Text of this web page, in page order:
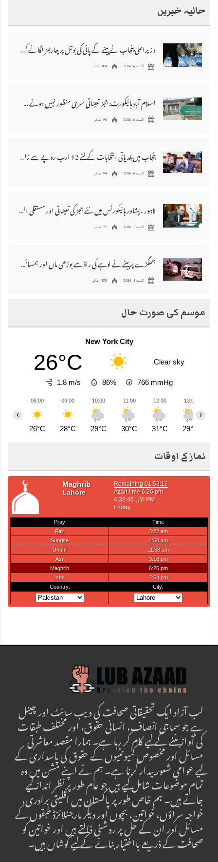
حالیہ خبریں
وزیراعلیٰ پنجاب نے پینے کے پانی کی بوتل پر چارجز لگانے کی تجویز مستر دکر دی
اگست 6, 2026 104 مناظر
اسلام آباد ہائیکورٹ: ججز تعیناتی سمری منظور نہیں‌ ہونے کے خٌلاف فیصلہ محفوظ
اگست 6, 2026 90 مناظر
پنجاب میں‌بلدیاتی انتخابات کے لئے 12 ارب روپے سے زائد مختص کرنے کی منظوری
اگست 6, 2026 94 مناظر
لاہور ، پشاور ہائیکورٹس میں نئے ججز کی تعیناتی اور مستقلی التواء کا شکار
اگست 5, 2026 77 مناظر
جھگڑے پر بیٹے نے لوہے کی راڈ سے بوڑھی ماں اور ہمسائی کو قتل کردیا
اگست 5, 2026 138 مناظر
موسم کی صورت حال
New York City
26°C Clear sky
1.8 m/s 86% 766 mmHg
08:00
26°C
09:00
28°C
10:00
29°C
11:00
30°C
12:00
31°C
13:00
29°C
‹ ›
نماز کے اوقات
لب آزاد ایک تحقیقاتی صحافت کی ویب سائٹ اور چینل
ہے جو سماجی انصاف، انسانی حقوق، اور مختلف طبقات
کی آواز بننے کے لیے کام کر رہا ہے۔ ہمارا مقصد معاشرتی
مسائل اور مخصوص کمیونٹیوں کے حقوق کی پاسداری کے
لیے عوامی شعور بیدار کرنا ہے۔ ہم نے اپنے مشن میں وہ
تمام موضوعات شامل کیے ہیں جو عام طور پر نظر انداز کیے
جاتے ہیں۔ ہم خاص طور پر پاکستان میں اقلیتی برادری،
خواجہ سراؤں، خواتین، بچوں اور دیگر مارجنلائزڈ طبقوں کے
مسائل اور ان کے حل پر روشنی ڈالتے ہیں اور خواتین کو
صحافت کے ذریعے بااختیار بنانے کے لیے کوشاں ہیں۔